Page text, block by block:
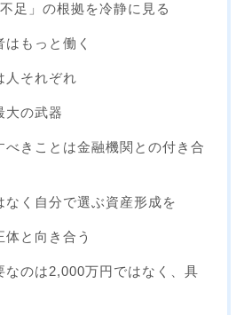
足」の根拠を冷静に見る
もっと働く
人それぞれ
大の武器
べきことは金融機関との付き合
なく自分で選ぶ資産形成を
と向き合う
なのは2,000万円ではなく、具